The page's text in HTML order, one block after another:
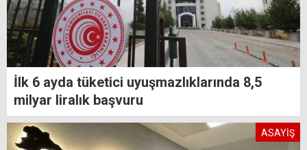
İlk 6 ayda tüketici uyuşmazlıklarında 8,5
milyar liralık başvuru
ASAYİŞ